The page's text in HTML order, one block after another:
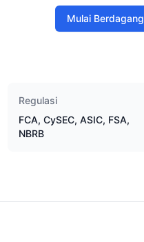
Mulai Berdagang
Regulasi
FCA, CySEC, ASIC, FSA,
NBRB